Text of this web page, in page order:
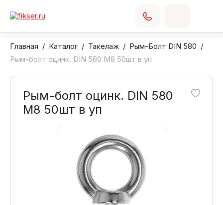
Главная Каталог Такелаж
Рым-Болт DIN 580
Рым-болт оцинк. DIN 580 М8 50шт в уп
Рым-болт оцинк. DIN 580
М8 50шт в уп